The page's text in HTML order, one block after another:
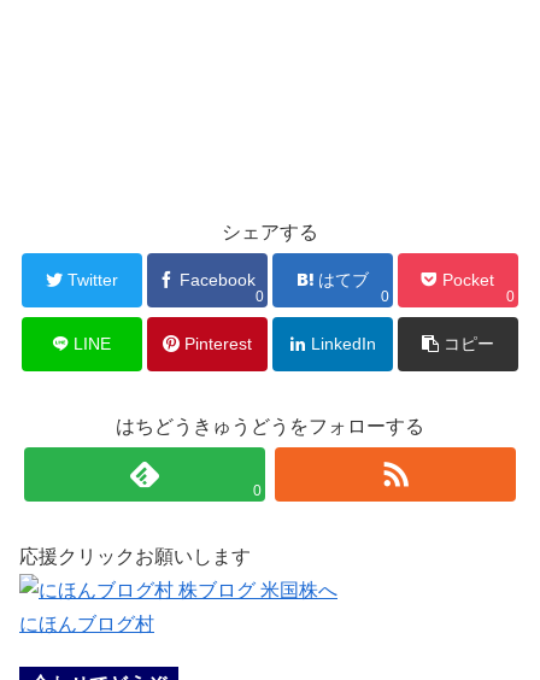
シェアする
Twitter Facebook
0
はてブ
0
Pocket
0
LINE Pinterest LinkedIn コピー
はちどうきゅうどうをフォローする
0
応援クリックお願いします
にほんブログ村